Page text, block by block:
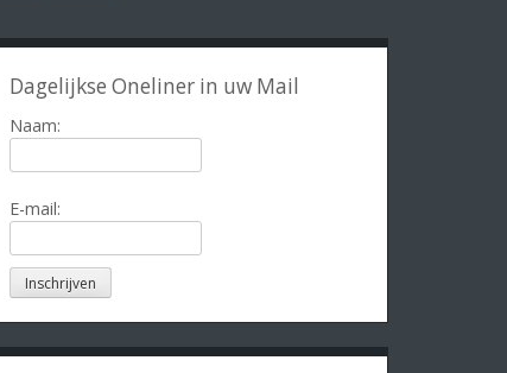
Dagelijkse Oneliner in uw Mail
Naam:
E-mail: